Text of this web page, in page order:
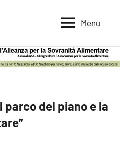
Menu
parco del piano e la